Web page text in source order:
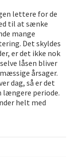
lettere for de
til at sænke
mange
Det skyldes
er det ikke nok
låsen bliver
årsager.
dag, så er det
længere periode.
helt med